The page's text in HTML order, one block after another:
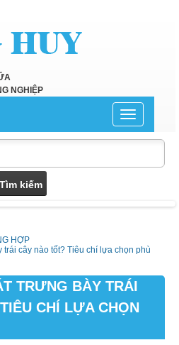
NGHIỆP
Toggle
navigation
HỢP
trái cây nào tốt? Tiêu chí lựa chọn phù
TRƯNG BÀY TRÁI
CHÍ LỰA CHỌN